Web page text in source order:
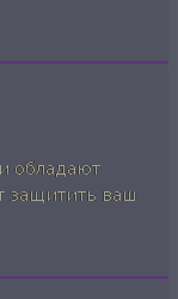
обладают
защитить ваш